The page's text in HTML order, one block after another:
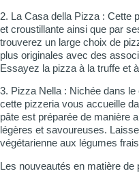
2. La Casa della Pizza : Cette
et croustillante ainsi que par
trouverez un large choix de
plus originales avec des
Essayez la pizza à la truffe et
3. Pizza Nella : Nichée dans
cette pizzeria vous accueille
pâte est préparée de manière
légères et savoureuses.
végétarienne aux légumes
Les nouveautés en matière de